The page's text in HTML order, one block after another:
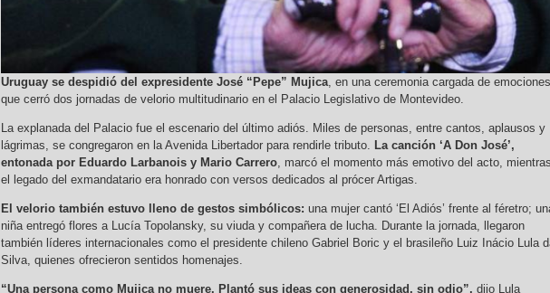
Uruguay se despidió del expresidente José “Pepe” Mujica, en una ceremonia cargada de emociones
que cerró dos jornadas de velorio multitudinario en el Palacio Legislativo de Montevideo.
La explanada del Palacio fue el escenario del último adiós. Miles de personas, entre cantos, aplausos y
lágrimas, se congregaron en la Avenida Libertador para rendirle tributo. La canción ‘A Don José’,
entonada por Eduardo Larbanois y Mario Carrero, marcó el momento más emotivo del acto,
el legado del exmandatario era honrado con versos dedicados al prócer Artigas.
El velorio también estuvo lleno de gestos simbólicos: una mujer cantó ‘El Adiós’ frente al féretro;
niña entregó flores a Lucía Topolansky, su viuda y compañera de lucha. Durante la jornada, llegaron
también líderes internacionales como el presidente chileno Gabriel Boric y el brasileño Luiz Inácio Lula
Silva, quienes ofrecieron sentidos homenajes.
“Una persona como Mujica no muere. Plantó sus ideas con generosidad, sin odio”, dijo Lula